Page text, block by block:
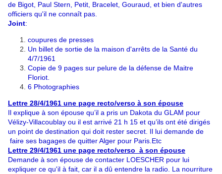
de Bigot, Paul Stern, Petit, Bracelet, Gouraud, et bien d'autres
officiers qu'il ne connaît pas.
Joint:
coupures de presses
Un billet de sortie de la maison d'arrêts de la Santé du
4/7/1961
Copie de 9 pages sur pelure de la défense de Maitre
Floriot.
6 Photographies
Lettre 28/4/1961 une page recto/verso à son épouse
Il explique à son épouse qu’il a pris un Dakota du GLAM pour
Vélizy-Villacoublay ou il est arrivé 21 h 15 et qu’ils ont été dirigés
un point de destination qui doit rester secret. Il lui demande de
faire ses bagages de quitter Alger pour Paris.Etc
Lettre 29/4/1961 une page recto/verso à son épouse
Demande à son épouse de contacter LOESCHER pour lui
expliquer ce qu'il à fait, car il a dû entendre la radio. La nourriture